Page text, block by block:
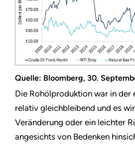
Quelle: Bloomberg, 30.
Die Rohölproduktion war in der
relativ gleichbleibend und es
Veränderung oder ein leichter
angesichts von Bedenken